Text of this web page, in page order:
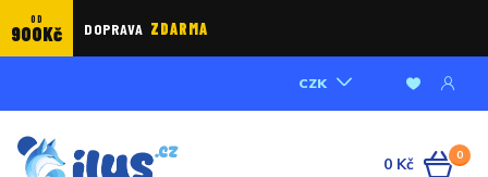
OD
900Kč DOPRAVA ZDARMA
CZK
0
0 Kč